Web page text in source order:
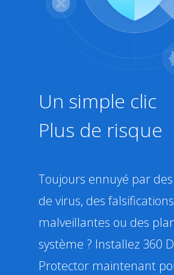
Un simple clic
Plus de risque
Toujours ennuyé par
de virus, des falsifications
malveillantes ou des
système ? Installez 360
Protector maintenant